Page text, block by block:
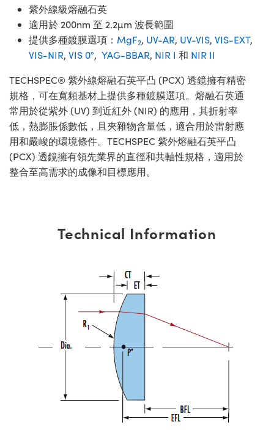
適用於 200nm 至 2.2µm 波長範圍
提供多種鍍膜選項：MgF ,UV-AR
VIS-NIR,VIS 0°,YAG-BBAR,NIR I和NIR II
規格，可在寬頻基材上提供多種鍍膜選項。熔融石英通
常用於從紫外 (UV) 到近紅外 (NIR) 的應用，其折射率
低，熱膨脹係數低，且夾雜物含量低，適合用於雷射應
用和嚴峻的環境條件。TECHSPEC 紫外熔融石英平凸
(PCX) 透鏡擁有領先業界的直徑和共軸性規格，適用於
整合至高需求的成像和目標應用。
Technical Information